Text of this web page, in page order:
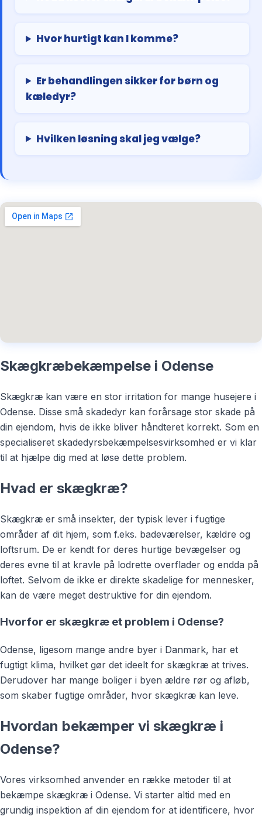
Hvor hurtigt kan I komme?
Er behandlingen sikker for børn og
kæledyr?
Hvilken løsning skal jeg vælge?
Skægkræbekæmpelse i Odense
Skægkræ kan være en stor irritation for mange husejere i
Odense. Disse små skadedyr kan forårsage stor skade på
din ejendom, hvis de ikke bliver håndteret korrekt. Som en
specialiseret skadedyrsbekæmpelsesvirksomhed er vi klar
til at hjælpe dig med at løse dette problem.
Hvad er skægkræ?
Skægkræ er små insekter, der typisk lever i fugtige
områder af dit hjem, som f.eks. badeværelser, kældre og
loftsrum. De er kendt for deres hurtige bevægelser og
deres evne til at kravle på lodrette overflader og endda på
loftet. Selvom de ikke er direkte skadelige for mennesker,
kan de være meget destruktive for din ejendom.
Hvorfor er skægkræ et problem i Odense?
Odense, ligesom mange andre byer i Danmark, har et
fugtigt klima, hvilket gør det ideelt for skægkræ at trives.
Derudover har mange boliger i byen ældre rør og afløb,
som skaber fugtige områder, hvor skægkræ kan leve.
Hvordan bekæmper vi skægkræ i
Odense?
Vores virksomhed anvender en række metoder til at
bekæmpe skægkræ i Odense. Vi starter altid med en
grundig inspektion af din ejendom for at identificere, hvor